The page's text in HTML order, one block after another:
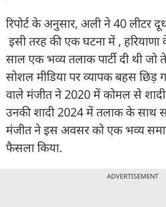
रिपोर्ट के अनुसार, अली ने 40 लीटर
इसी तरह की एक घटना में ,
साल एक भव्य तलाक पार्टी दी थी
सोशल मीडिया पर व्यापक बहस छिड़
वाले मंजीत ने 2020 में कोमल से शादी
उनकी शादी 2024 में तलाक के साथ
मंजीत ने इस अवसर को एक भव्य
फैसला किया.
ADVERTISEMENT